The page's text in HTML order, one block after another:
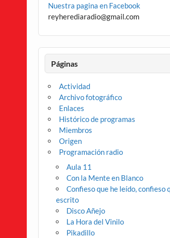
Nuestra pagina en Facebook
reyherediaradio@gmail.com
Páginas
Actividad
Archivo fotográfico
Enlaces
Histórico de programas
Miembros
Origen
Programación radio
Aula 11
Con la Mente en Blanco
Confieso que he leído, confieso
escrito
Disco Añejo
La Hora del Vinilo
Pikadillo